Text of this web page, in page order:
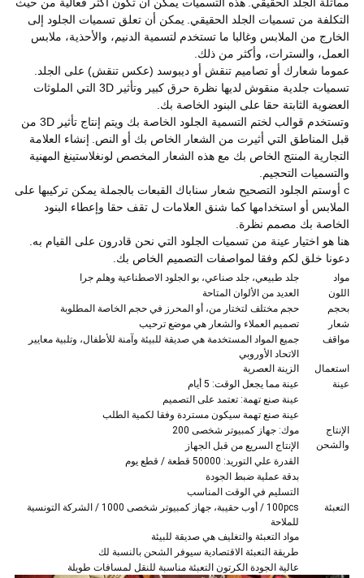
مماثلة الجلد الحقيقي. هذه التسميات يمكن أن تكون أكثر فعالية من حيث
التكلفة من تسميات الجلد الحقيقي. يمكن أن تعلق تسميات الجلود إلى
الخارج من الملابس وغالبا ما تستخدم لتسمية الدنيم، والأحذية، ملابس
العمل، والسترات، وأكثر من ذلك.
عموما شعارك أو تصاميم تنقش أو ديبوسد (عكس تنقش) على الجلد.
تسميات جلدية منقوش لديها نظرة حرق كبير وتأثير 3D التي الملوثات
العضوية الثابتة حقا على البنود الخاصة بك.
وتستخدم قوالب لختم التسمية الجلود الخاصة بك ويتم إنتاج تأثير 3D من
قبل المناطق التي أثيرت من الشعار الخاص بك أو النص. إنشاء العلامة
التجارية المنتج الخاص بك مع هذه الشعار المخصص لونغلاستينغ المهنية
والتسميات التحجيم.
c أوستم الجلود التصحيح شعار سناباك القبعات بالجملة يمكن تركيبها على
الملابس أو استخدامها كما شنق العلامات ل تقف حقا وإعطاء البنود
الخاصة بك مصمم نظرة.
هنا هو اختيار عينة من تسميات الجلود التي نحن قادرون على القيام به.
دعونا خلق لكم وفقا لمواصفات التصميم الخاص بك.
مواد
جلد طبيعي، جلد صناعي، بو الجلود الاصطناعية وهلم جرا
اللون
العديد من الألوان المتاحة
بحجم
حجم مختلف لتختار من، أو المحرز في حجم الخاصة المطلوبة
شعار
تصميم العملاء والشعار هي موضع ترحيب
مواقف
جميع المواد المستخدمة هي صديقة للبيئة وآمنة للأطفال، وتلبية معايير
الاتحاد الأوروبي
استعمال
الزينة العصرية
عينة
عينة مما يجعل الوقت: 5 أيام
عينة صنع تهمة: تعتمد على التصميم
عينة صنع تهمة سيكون مستردة وفقا لكمية الطلب
الإنتاج
والشحن
موك: جهاز كمبيوتر شخصى 200
الإنتاج السريع من قبل الجهاز
القدرة علي التوريد: 50000 قطعة / قطع يوم
بدقة عملية ضبط الجودة
التسليم في الوقت المناسب
التعبئة
100pcs / أوب حقيبة، جهاز كمبيوتر شخصى 1000 / الشركة التونسية
للملاحة
مواد التعبئة والتغليف هي صديقة للبيئة
طريقة التعبئة الاقتصادية سيوفر الشحن بالنسبة لك
عالية الجودة الكرتون التعبئة مناسبة للنقل لمسافات طويلة